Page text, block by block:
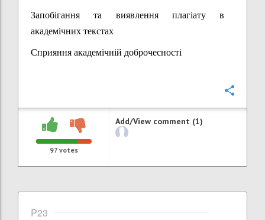
Запобігання та виявлення плагіату в
академічних текстах
Сприяння академічній доброчесності
97 votes
Add/View comment (1)
P23